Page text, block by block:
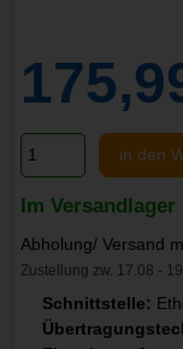
in den
Im Versandlager
Abholung/ Versand
Zustellung zw. 17.08 -
Schnittstelle: